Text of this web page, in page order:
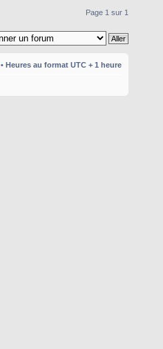
Page 1 sur 1
• Heures au format UTC + 1 heure